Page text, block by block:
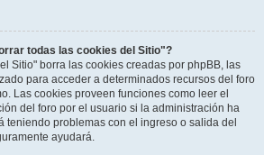
todas las cookies del Sitio"?
Sitio" borra las cookies creadas por phpBB, las
para acceder a determinados recursos del foro
Las cookies proveen funciones como leer el
del foro por el usuario si la administración ha
teniendo problemas con el ingreso o salida del
ayudará.